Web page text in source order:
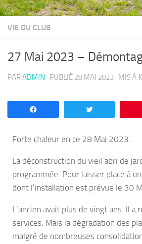
VIE DU CLUB
27 Mai 2023 –
PARADMIN · PUBLIÉ 28 MAI 2023 · MIS À
Forte chaleur en ce 28 Mai 2023.
La déconstruction du vieil abri de
programmée. Pour laisser place à
dont l’installation est prévue le 30
L’ancien avait plus de vingt ans. Il a
services. Mais la dégradation des
malgré de nombreuses